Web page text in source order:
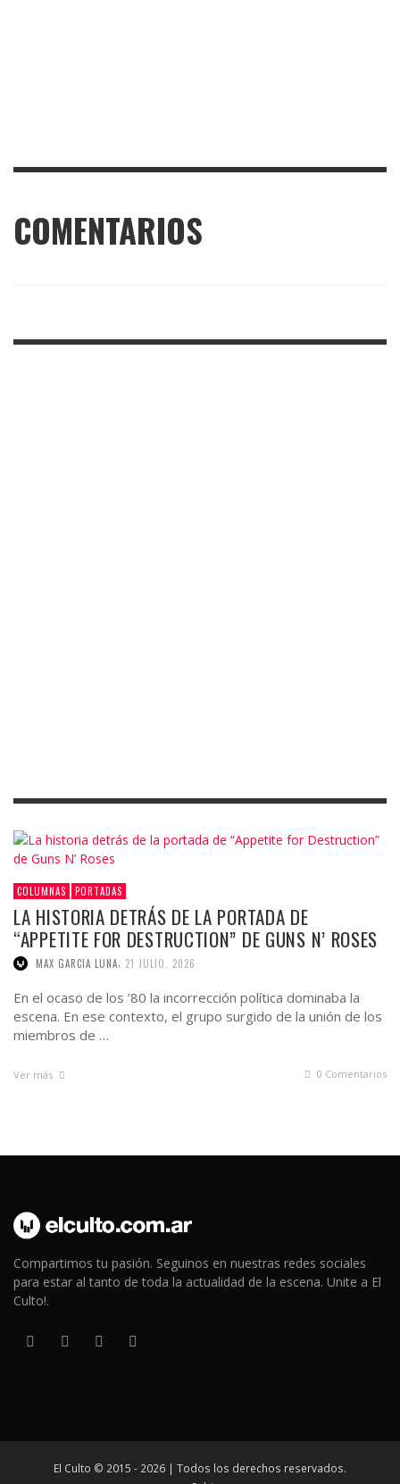
COMENTARIOS
COLUMNAS PORTADAS
LA HISTORIA DETRÁS DE LA PORTADA DE
“APPETITE FOR DESTRUCTION” DE GUNS N’ ROSES
MAX GARCIA LUNA, 21 JULIO, 2026
En el ocaso de los ’80 la incorrección política dominaba la
escena. En ese contexto, el grupo surgido de la unión de los
miembros de …
Ver más 0 Comentarios
Compartimos tu pasión. Seguinos en nuestras redes sociales
para estar al tanto de toda la actualidad de la escena. Unite a El
Culto!.
El Culto © 2015 - 2026 | Todos los derechos reservados.